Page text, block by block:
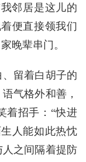
邻居是这儿的
便直接领我们
晚辈串门。
留着白胡子的
气格外和善，
着招手：“快进
人能如此热忱
之间隔着提防